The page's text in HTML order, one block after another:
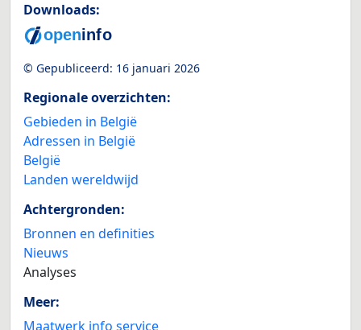
Downloads:
© Gepubliceerd: 16 januari 2026
Regionale overzichten:
Gebieden in België
Adressen in België
België
Landen wereldwijd
Achtergronden:
Bronnen en definities
Nieuws
Analyses
Meer:
Maatwerk info service